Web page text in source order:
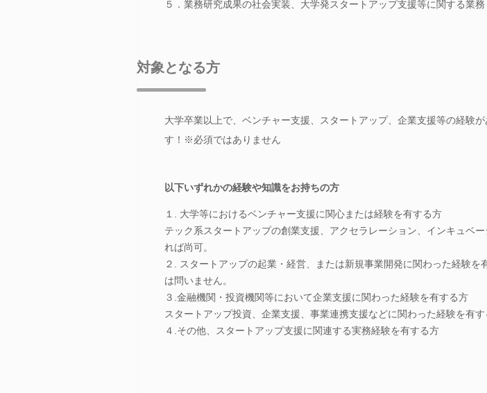
５．業務研究成果の社会実装、大学発スタートアップ支援等に関する業務
対象となる方
大学卒業以上で、ベンチャー支援、スタートアップ、企業支援等の経験が
す！※必須ではありません
以下いずれかの経験や知識をお持ちの方
１. 大学等におけるベンチャー支援に関心または経験を有する方
テック系スタートアップの創業支援、アクセラレーション、インキュベ
れば尚可。
２. スタートアップの起業・経営、または新規事業開発に関わった経験を
は問いません。
３.金融機関・投資機関等において企業支援に関わった経験を有する方
スタートアップ投資、企業支援、事業連携支援などに関わった経験を有す
４.その他、スタートアップ支援に関連する実務経験を有する方